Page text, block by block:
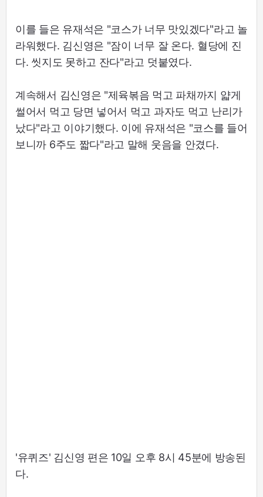
이를 들은 유재석은 "코스가 너무 맛있겠다"라고 놀
라워했다. 김신영은 "잠이 너무 잘 온다. 혈당에 진
다. 씻지도 못하고 잔다"라고 덧붙였다.
계속해서 김신영은 "제육볶음 먹고 파채까지 얇게
썰어서 먹고 당면 넣어서 먹고 과자도 먹고 난리가
났다"라고 이야기했다. 이에 유재석은 "코스를 들어
보니까 6주도 짧다"라고 말해 웃음을 안겼다.
'유퀴즈' 김신영 편은 10일 오후 8시 45분에 방송된
다.